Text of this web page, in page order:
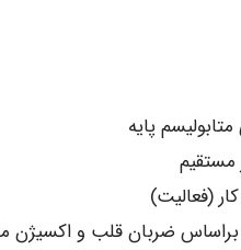
پایه
مستقیم
(فعالیت)
براساس ضربان قلب و